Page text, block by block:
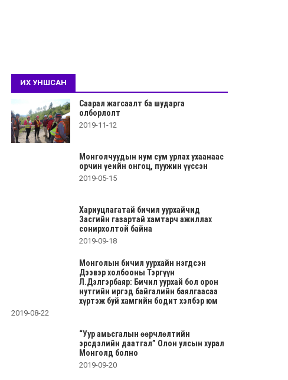
ИХ УНШСАН
Саарал жагсаалт ба шударга
олборлолт
2019-11-12
Монголчуудын нум сум урлах ухаанаас
орчин үеийн онгоц, пуужин үүссэн
2019-05-15
Хариуцлагатай бичил уурхайчид
Засгийн газартай хамтарч ажиллах
сонирхолтой байна
2019-09-18
Монголын бичил уурхайн нэгдсэн
Дээвэр холбооны Тэргүүн
Л.Дэлгэрбаяр: Бичил уурхай бол орон
нутгийн иргэд байгалийн баялгаасаа
хүртэж буй хамгийн бодит хэлбэр юм
2019-08-22
“Уур амьсгалын өөрчлөлтийн
эрсдэлийн даатгал” Олон улсын хурал
Монголд болно
2019-09-20